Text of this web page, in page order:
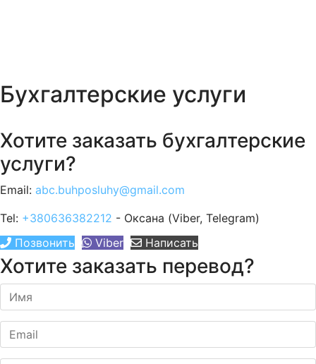
Бухгалтерские услуги
Хотите заказать бухгалтерские
услуги?
Email: abc.buhposluhy@gmail.com
Tel: +380636382212 - Оксана (Viber, Telegram)
Позвонить
Viber Написать
Хотите заказать перевод?